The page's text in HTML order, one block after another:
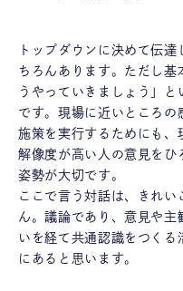
トップダウンに決めて伝
ちろんあります。ただし基
うやっていきましょう」
です。現場に近いところの
施策を実行するためにも、
解像度が高い人の意見をひ
姿勢が大切です。
ここで言う対話は、きれい
ん。議論であり、意見や
いを経て共通認識をつく
にあると思います。